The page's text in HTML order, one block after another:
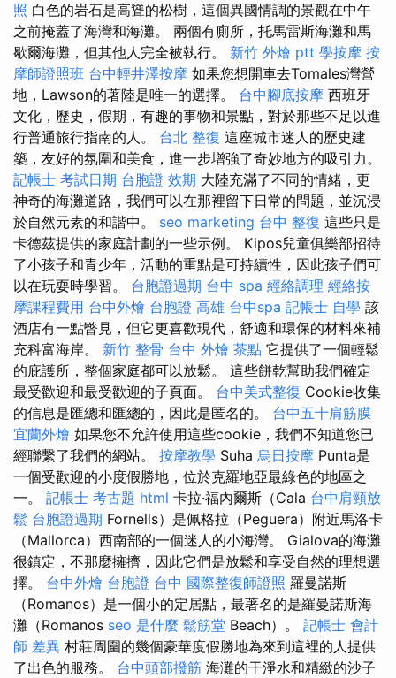
照 白色的岩石是高聳的松樹，這個異國情調的景觀在中午
之前掩蓋了海灣和海灘。 兩個有廁所，托馬雷斯海灘和馬
歇爾海灘，但其他人完全被執行。 新竹 外燴 ptt 學按摩 按
摩師證照班 台中輕井澤按摩 如果您想開車去Tomales灣營
地，Lawson的著陸是唯一的選擇。 台中腳底按摩 西班牙
文化，歷史，假期，有趣的事物和景點，對於那些不足以進
行普通旅行指南的人。 台北 整復 這座城市迷人的歷史建
築，友好的氛圍和美食，進一步增強了奇妙地方的吸引力。
記帳士 考試日期 台胞證 效期 大陸充滿了不同的情緒，更
神奇的海灘道路，我們可以在那裡留下日常的問題，並沉浸
於自然元素的和諧中。 seo marketing 台中 整復 這些只是
卡德茲提供的家庭計劃的一些示例。 Kipos兒童俱樂部招待
了小孩子和青少年，活動的重點是可持續性，因此孩子們可
以在玩耍時學習。 台胞證過期 台中 spa 經絡調理 經絡按
摩課程費用 台中外燴 台胞證 高雄 台中spa 記帳士 自學 該
酒店有一點瞥見，但它更喜歡現代，舒適和環保的材料來補
充科富海岸。 新竹 整骨 台中 外燴 茶點 它提供了一個輕鬆
的庇護所，整個家庭都可以放鬆。 這些餅乾幫助我們確定
最受歡迎和最受歡迎的子頁面。 台中美式整復 Cookie收集
的信息是匯總和匯總的，因此是匿名的。 台中五十肩筋膜
宜蘭外燴 如果您不允許使用這些cookie，我們不知道您已
經聯繫了我們的網站。 按摩教學 Suha 烏日按摩 Punta是
一個受歡迎的小度假勝地，位於克羅地亞最綠色的地區之
一。 記帳士 考古題 html 卡拉·福內爾斯（Cala 台中肩頸放
鬆 台胞證過期 Fornells）是佩格拉（Peguera）附近馬洛卡
（Mallorca）西南部的一個迷人的小海灣。 Gialova的海灘
很鎮定，不那麼擁擠，因此它們是放鬆和享受自然的理想選
擇。 台中外燴 台胞證 台中 國際整復師證照 羅曼諾斯
（Romanos）是一個小的定居點，最著名的是羅曼諾斯海
灘（Romanos seo 是什麼 鬆筋堂 Beach）。 記帳士 會計
師 差異 村莊周圍的幾個豪華度假勝地為來到這裡的人提供
了出色的服務。 台中頭部撥筋 海灘的干淨水和精緻的沙子